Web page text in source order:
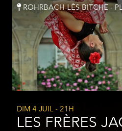
ROHRBACH-LÈS-BITCHE -
DIM 4 JUIL - 21H
LES FRÈRES